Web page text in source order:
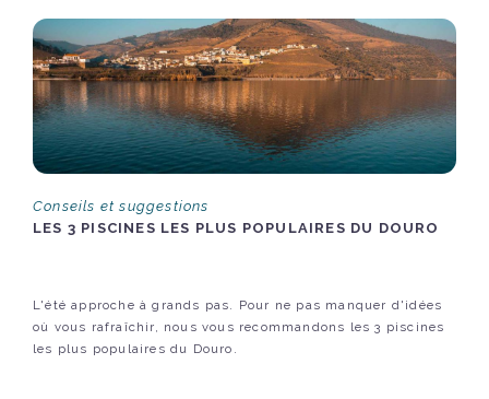
Conseils et suggestions
LES 3 PISCINES LES PLUS POPULAIRES DU DOURO
L'été approche à grands pas. Pour ne pas manquer d'idées
où vous rafraîchir, nous vous recommandons les 3 piscines
les plus populaires du Douro.